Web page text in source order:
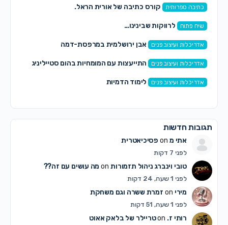
כתיבה ספרותית קורס כתיבה של אורית הראל.
שיח פתוח לרווקות שבינינו…
אדריכלות ועיצוב פנים אבן ירושלמית במרפסת-דמה
אדריכלות ועיצוב פנים התייעצות עם המומחיות בהום סטייליניג
אדריכלות ועיצוב פנים לימוד הדמיות
תגובות חדשות
אתי מon פסיכיאטרית
לפני 7 דקות
טובי וינברג ניהול תזמורותon מה עושים עם זה??
לפני 1 שעה, 24 דקות
מיריon זמרת ששרה וגם משחקת
לפני 1 שעה, 51 דקות
רותי ז.on טריילר של בלאק אאוט